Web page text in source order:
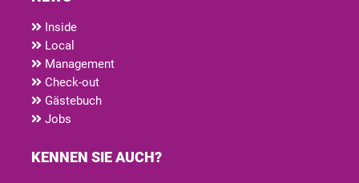
Inside
Local
Management
Check-out
Gästebuch
Jobs
KENNEN SIE AUCH?